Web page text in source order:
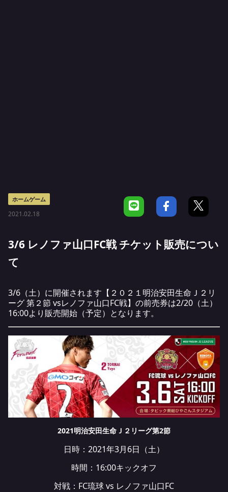
ホームゲーム
2021.02.18
3/6 レノファ山口FC戦 チケット販売につい
て
3/6（土）に開催されます【２０２１明治安田生命Ｊ２リ
ーグ 第２節 vsレノファ山口FC戦】の前売券は2/20（土）
16:00より販売開始（予定）となります。
2021明治安田生命Ｊ２リーグ第2節
日時：2021年3月6日（土）
時間：16:00キックオフ
対戦：FC琉球 vs レノファ山口FC